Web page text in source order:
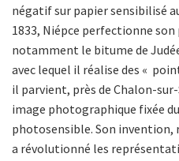
négatif sur papier sensibilisé
1833, Niépce perfectionne
notamment le bitume de
avec lequel il réalise des «
il parvient, près de Chalon-
image photographique fixée
photosensible. Son invention,
a révolutionné les